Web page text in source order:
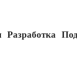
Разработка